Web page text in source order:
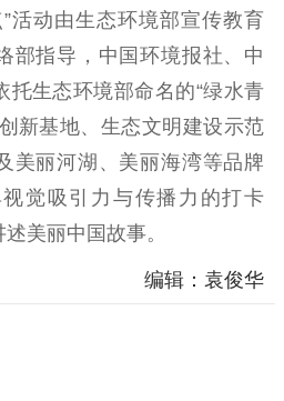
会宣传
国主义教育
全民国防教育
资源保护利
用
闻出版
动由生态环境部宣传教育
部指导，中国环境报社、中
托生态环境部命名的“绿水青
新基地、生态文明建设示范
美丽河湖、美丽海湾等品牌
觉吸引力与传播力的打卡
美丽中国故事。
编辑：袁俊华